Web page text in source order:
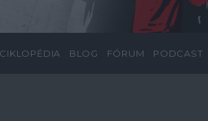
BLOG FÓRUM PODCAST